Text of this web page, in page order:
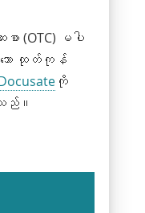
စာ (OTC) မပါ
ော ထုတ်ကုန်
ကို
သည်။